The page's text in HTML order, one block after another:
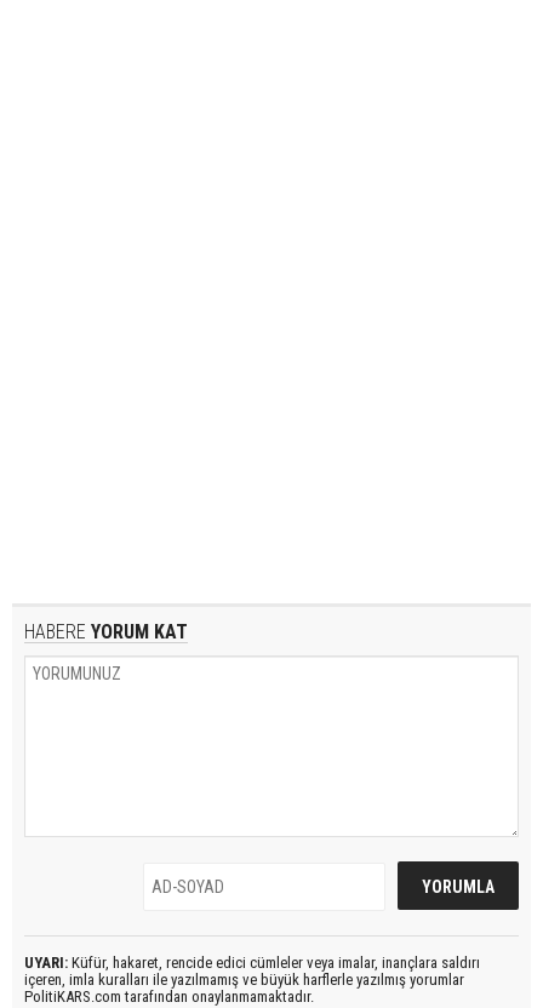
HABERE YORUM KAT
UYARI: Küfür, hakaret, rencide edici cümleler veya imalar, inançlara saldırı
içeren, imla kuralları ile yazılmamış ve büyük harflerle yazılmış yorumlar
PolitiKARS.com tarafından onaylanmamaktadır.